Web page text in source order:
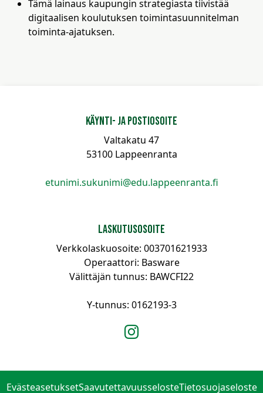
Tämä lainaus kaupungin strategiasta tiivistää
digitaalisen koulutuksen toimintasuunnitelman
toiminta-ajatuksen.
Instagram
Käynti- ja postiosoite
Valtakatu 47
53100 Lappeenranta
etunimi.sukunimi@edu.lappeenranta.fi
Laskutusosoite
Verkkolaskuosoite: 003701621933
Operaattori: Basware
Välittäjän tunnus: BAWCFI22
Y-tunnus: 0162193-3
EvästeasetuksetSaavutettavuusselosteTietosuojaseloste